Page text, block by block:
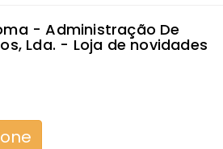
- Administração De
Lda. - Loja de novidades